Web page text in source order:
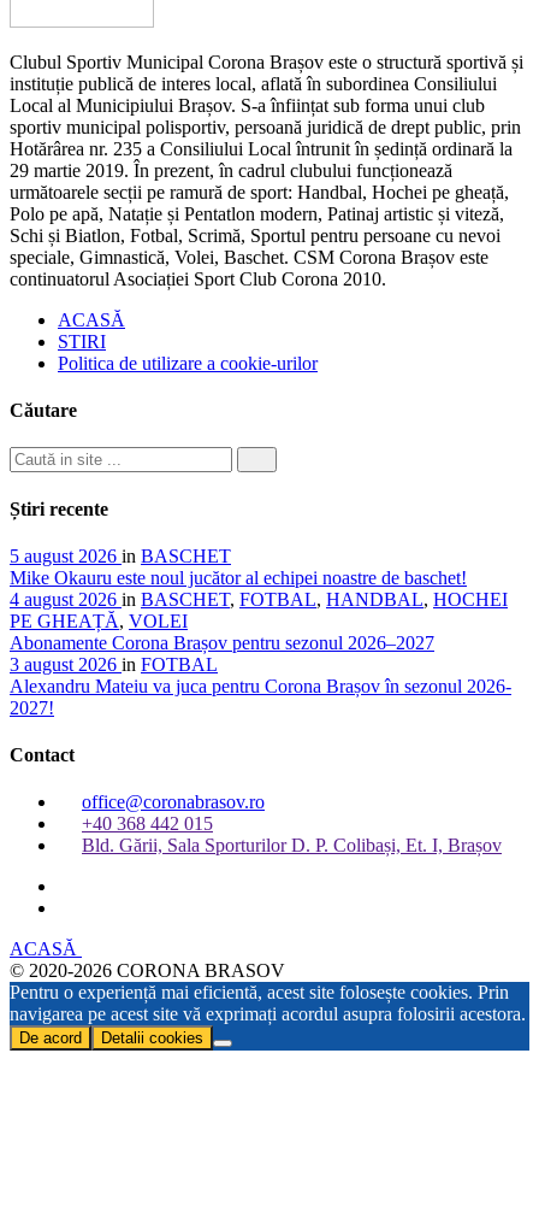
Clubul Sportiv Municipal Corona Brașov este o structură sportivă și
instituție publică de interes local, aflată în subordinea Consiliului
Local al Municipiului Brașov. S-a înființat sub forma unui club
sportiv municipal polisportiv, persoană juridică de drept public, prin
Hotărârea nr. 235 a Consiliului Local întrunit în ședință ordinară la
29 martie 2019. În prezent, în cadrul clubului funcționează
următoarele secții pe ramură de sport: Handbal, Hochei pe gheață,
Polo pe apă, Natație și Pentatlon modern, Patinaj artistic și viteză,
Schi și Biatlon, Fotbal, Scrimă, Sportul pentru persoane cu nevoi
speciale, Gimnastică, Volei, Baschet. CSM Corona Brașov este
continuatorul Asociației Sport Club Corona 2010.
ACASĂ
STIRI
Politica de utilizare a cookie-urilor
Căutare
Știri recente
5 august 2026 in BASCHET
Mike Okauru este noul jucător al echipei noastre de baschet!
4 august 2026 in BASCHET, FOTBAL, HANDBAL, HOCHEI
PE GHEAȚĂ, VOLEI
Abonamente Corona Brașov pentru sezonul 2026–2027
3 august 2026 in FOTBAL
Alexandru Mateiu va juca pentru Corona Brașov în sezonul 2026-
2027!
Contact
office@coronabrasov.ro
+40 368 442 015
Bld. Gării, Sala Sporturilor D. P. Colibași, Et. I, Brașov
ACASĂ
© 2020-2026 CORONA BRASOV
Pentru o experiență mai eficientă, acest site folosește cookies. Prin
navigarea pe acest site vă exprimați acordul asupra folosirii acestora.
De acord Detalii cookies